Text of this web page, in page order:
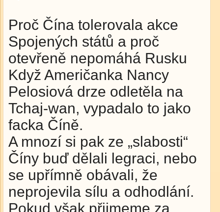
Proč Čína tolerovala akce
Spojených států a proč
otevřeně nepomáhá Rusku
Když Američanka Nancy
Pelosiová drze odletěla na
Tchaj-wan, vypadalo to jako
facka Číně.
A mnozí si pak ze „slabosti“
Číny buď dělali legraci, nebo
se upřímně obávali, že
neprojevila sílu a odhodlání.
Pokud však přijmeme za